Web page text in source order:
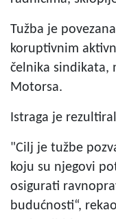
Tužba je
koruptivnim
čelnika sindikata,
Motorsa.
Istraga je
"Cilj je tužbe
koju su njegovi
osigurati
budućnosti“,